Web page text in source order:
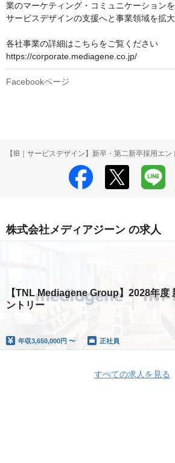
業のマーケティング・コミュニケーション
サービスデザインの支援へと事業領域を拡大
各社事業の詳細はこちらをご覧ください
https://corporate.mediagene.co.jp/
Facebookページ
【IB｜サービスデザイン】新卒・第二新卒採用エ
株式会社メディアジーン の求人
【TNL Mediagene Group】2028年度
ントリー
年収3,650,000円 〜 正社員
すべての求人を見る